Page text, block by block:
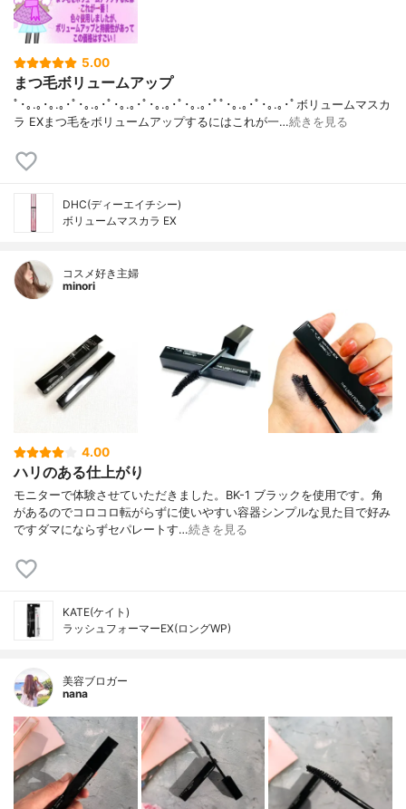
5.00
まつ毛ボリュームアップ
ﾟ･｡.｡･｡.｡･ﾟ･｡.｡･ﾟ･｡.｡･ﾟ･｡.｡･ﾟ･｡.｡･ﾟﾟ･｡.｡･ﾟ･｡.｡･ﾟボリュームマスカ
ラ EXまつ毛をボリュームアップするにはこれが一…続きを見る
DHC(ディーエイチシー)
ボリュームマスカラ EX
コスメ好き主婦
minori
4.00
ハリのある仕上がり
モニターで体験させていただきました。BK-1 ブラックを使用です。角
があるのでコロコロ転がらずに使いやすい容器シンプルな見た目で好み
ですダマにならずセパレートす…続きを見る
KATE(ケイト)
ラッシュフォーマーEX(ロングWP)
美容ブロガー
nana